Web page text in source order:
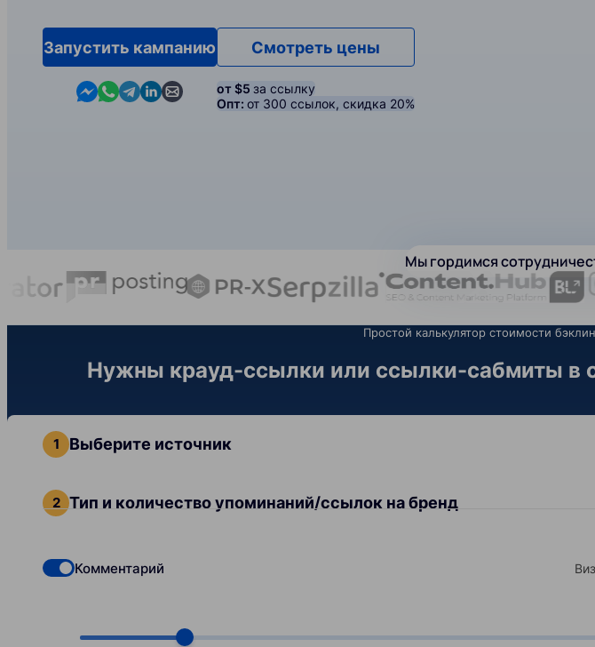
Запустить кампанию
Contact us in Messenger
Contact us in WhatsApp
Contact us in Telegram
Contact us in Linkedin
Contact us by email
Смотреть цены
от $5 за ссылку
Опт: от 300 ссылок, скидка 20%
Мы гордимся
Простой калькулятор стоимости
Нужны крауд-ссылки или ссылки-сабмиты в
Выберите источник
Тип и количество упоминаний/ссылок на бренд
Check if you want to select Dofollow backlinks
Комментарий